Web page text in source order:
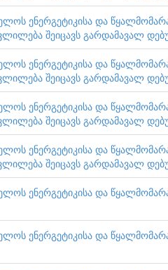
ენერგეტიკისა და
შეიცავს გარდამავალ
ენერგეტიკისა და
შეიცავს გარდამავალ
ენერგეტიკისა და
შეიცავს გარდამავალ
ენერგეტიკისა და
შეიცავს გარდამავალ
ენერგეტიკისა და
ენერგეტიკისა და